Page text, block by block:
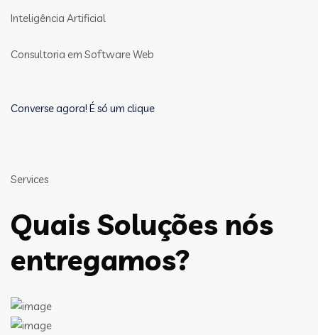
Inteligência Artificial
Consultoria em Software Web
Converse agora! É só um clique
Services
Quais Soluções nós
entregamos?